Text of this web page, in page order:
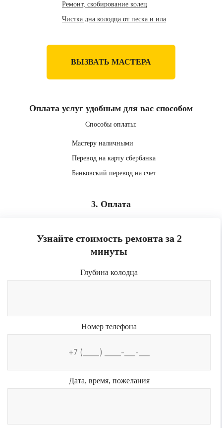
Ремонт, скобирование колец
Чистка дна колодца от песка и ила
ВЫЗВАТЬ МАСТЕРА
3. Оплата
Узнайте стоимость ремонта за 2
минуты
Глубина колодца
Номер телефона
Дата, время, пожелания
Оплата услуг удобным для вас способом
Способы оплаты:
Мастеру наличными
Перевод на карту сбербанка
Банковский перевод на счет